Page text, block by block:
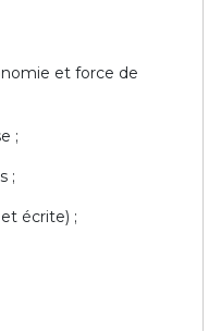
et force de
;
;
écrite) ;